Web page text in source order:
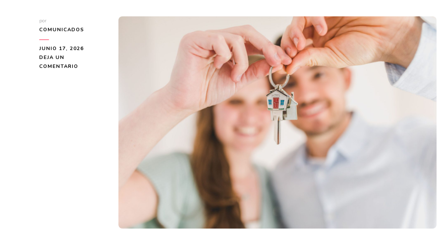
por
COMUNICADOS
JUNIO 17, 2026
DEJA UN
COMENTARIO